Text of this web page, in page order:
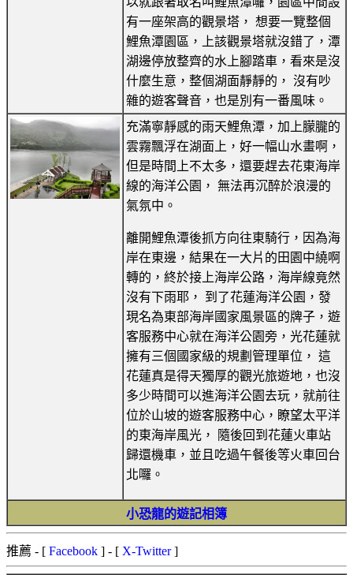
有一座架高的觀景塔， 想要一覽整個
鯉魚潭園區，上該觀景塔就沒錯了，潭
湖邊停放整齊的水上腳踏車，看來是沒
什麼生意，整個湖面靜靜的， 沒有吵
雜的遊客聲音，也是別有一番風味。
充滿寧靜感的雨天鯉魚潭，加上朦朧的
雲霧飄浮在湖面上，好一幅山水畫啊，
但是時間上不太多，還要趕去花東海岸
線的海洋公園， 無法再沉醉於浪漫的
氣氛中。
離開鯉魚潭後抓方向往東騎行，因為海
岸在東邊，結果在一大片的田園中繞啊
轉的，終於接上海岸公路，海岸線竟然
沒有下雨耶， 到了花蓮海洋公園，發
現名為東部海岸國家風景區的牌子，遊
客服務中心就在海洋公園旁，光花蓮就
擁有三個國家級的規劃管理單位， 這
花蓮真是得天獨厚的觀光旅遊地，也沒
多少時間可以進海洋公園去玩，就前往
位於山坡的遊客服務中心，瞭望太平洋
的東海岸風光， 隨後回到花蓮火車站
歸還機車，並且吃過午餐後等火車回台
北囉。
小恐龍的遊記相簿
推薦 - [ Facebook ] - [ X-Twitter]